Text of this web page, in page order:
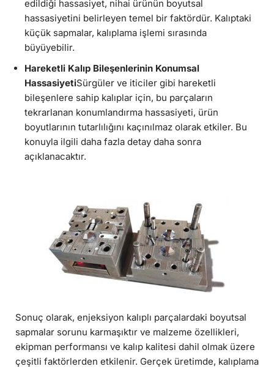
edildiği hassasiyet, nihai ürünün boyutsal
hassasiyetini belirleyen temel bir faktördür. Kalıptaki
küçük sapmalar, kalıplama işlemi sırasında
büyüyebilir.
Hareketli Kalıp Bileşenlerinin Konumsal
HassasiyetiSürgüler ve iticiler gibi hareketli
bileşenlere sahip kalıplar için, bu parçaların
tekrarlanan konumlandırma hassasiyeti, ürün
boyutlarının tutarlılığını kaçınılmaz olarak etkiler. Bu
konuyla ilgili daha fazla detay daha sonra
açıklanacaktır.
Sonuç olarak, enjeksiyon kalıplı parçalardaki boyutsal
sapmalar sorunu karmaşıktır ve malzeme özellikleri,
ekipman performansı ve kalıp kalitesi dahil olmak üzere
çeşitli faktörlerden etkilenir. Gerçek üretimde, kalıplama